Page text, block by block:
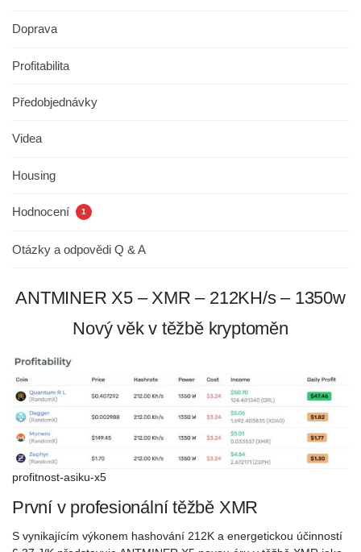
Doprava
Profitabilita
Předobjednávky
Videa
Housing
Hodnocení 1
Otázky a odpovědi Q & A
ANTMINER X5 – XMR – 212KH/s – 1350w
Nový věk v těžbě kryptoměn
profitnost-asiku-x5
První v profesionální těžbě XMR
S vynikajícím výkonem hashování 212K a energetickou účinností